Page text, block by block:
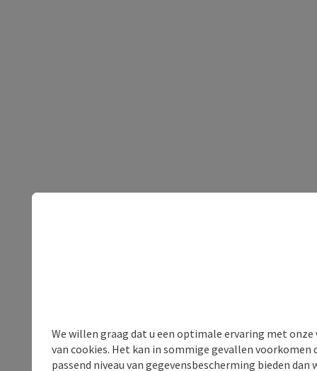
We willen graag dat u een optimale ervaring met
van cookies. Het kan in sommige gevallen voorkomen
passend niveau van gegevensbescherming bieden